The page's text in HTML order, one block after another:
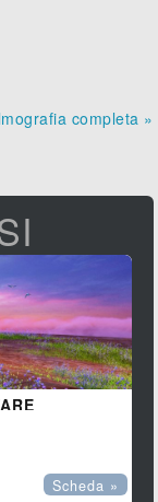
completa »
Scheda »